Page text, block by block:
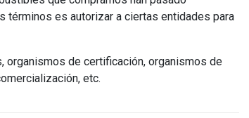
términos es autorizar a ciertas entidades para
organismos de certificación, organismos de
etc.